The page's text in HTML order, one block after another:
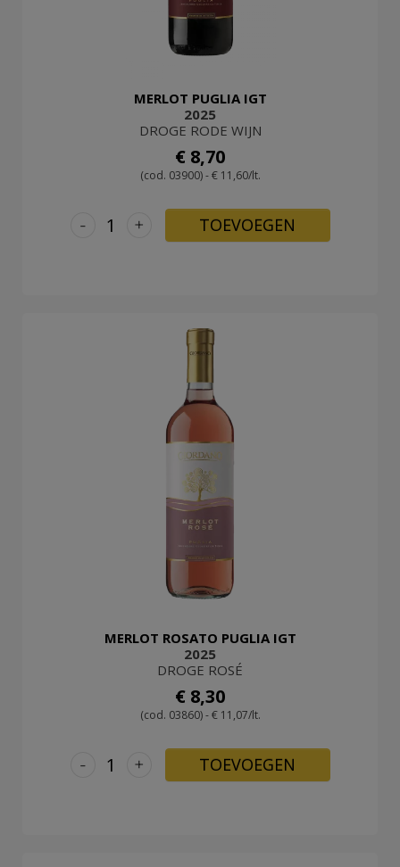
MERLOT PUGLIA IGT
2025
DROGE RODE WIJN
€ 8,70
(cod. 03900) - € 11,60/lt.
+
- TOEVOEGEN
MERLOT ROSATO PUGLIA IGT
2025
DROGE ROSÉ
€ 8,30
(cod. 03860) - € 11,07/lt.
+
- TOEVOEGEN